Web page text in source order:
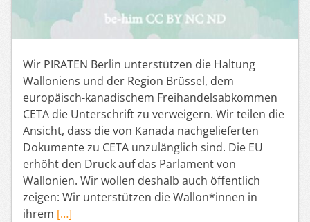
Wir PIRATEN Berlin unterstützen die Haltung
Walloniens und der Region Brüssel, dem
europäisch-kanadischem Freihandelsabkommen
CETA die Unterschrift zu verweigern. Wir teilen die
Ansicht, dass die von Kanada nachgelieferten
Dokumente zu CETA unzulänglich sind. Die EU
erhöht den Druck auf das Parlament von
Wallonien. Wir wollen deshalb auch öffentlich
zeigen: Wir unterstützen die Wallon*innen in
ihrem […]